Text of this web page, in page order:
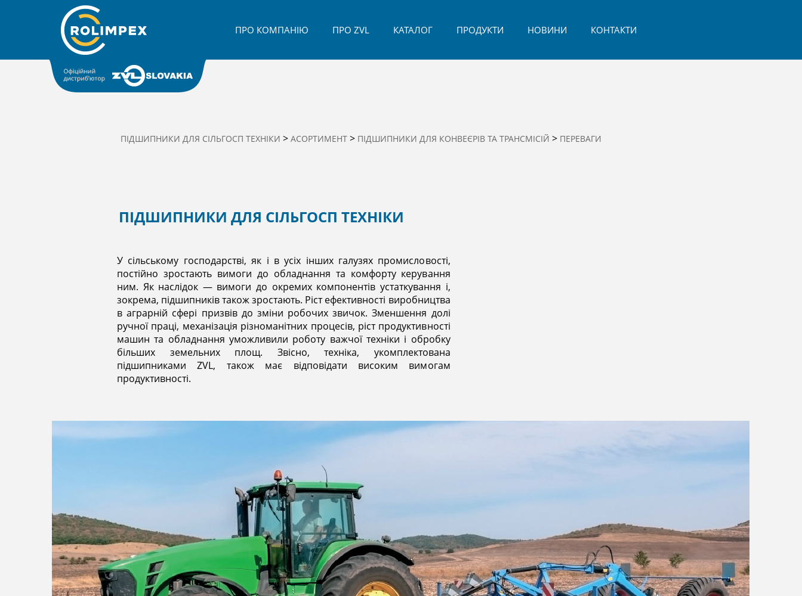
ПРО КОМПАНІЮ ПРО ZVL КАТАЛОГ ПРОДУКТИ НОВИНИ КОНТАКТИ
ПІДШИПНИКИ ДЛЯ СІЛЬГОСП ТЕХНІКИ > АСОРТИМЕНТ > ПІДШИПНИКИ ДЛЯ КОНВЕЄРІВ ТА ТРАНСМІСІЙ > ПЕРЕВАГИ
ПІДШИПНИКИ ДЛЯ СІЛЬГОСП ТЕХНІКИ
У сільському господарстві, як і в усіх інших галузях промисловості,
постійно зростають вимоги до обладнання та комфорту керування
ним. Як наслідок — вимоги до окремих компонентів устаткування і,
зокрема, підшипників також зростають. Ріст ефективності виробництва
в аграрній сфері призвів до зміни робочих звичок. Зменшення долі
ручної праці, механізація різноманітних процесів, ріст продуктивності
машин та обладнання уможливили роботу важчої техніки і обробку
більших земельних площ. Звісно, техніка, укомплектована
підшипниками ZVL, також має відповідати високим вимогам
продуктивності.